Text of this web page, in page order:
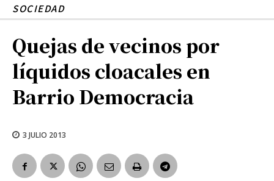
SOCIEDAD
Quejas de vecinos por
líquidos cloacales en
Barrio Democracia
3 JULIO 2013